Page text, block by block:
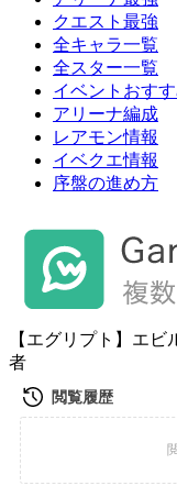
クエスト最強
全キャラ一覧
全スター一覧
イベントおす
アリーナ編成
レアモン情報
イベクエ情報
序盤の進め方
【エグリプト】エ
者